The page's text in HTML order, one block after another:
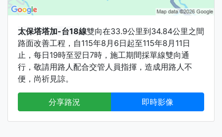
太保塔塔加-台18線雙向在33.9公里到34.84公里之間
路面改善工程，自115年8月6日起至115年8月11日
止，每日19時至翌日7時，施工期間採單線雙向通
行，敬請用路人配合交管人員指揮，造成用路人不
便，尚祈見諒。
分享路況 即時影像